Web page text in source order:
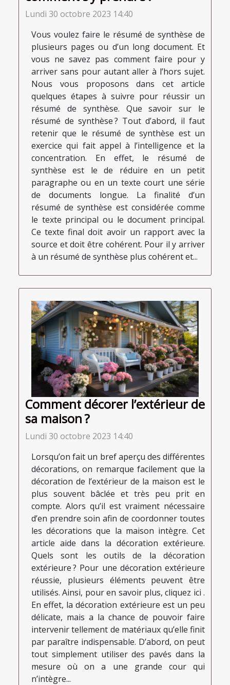
Lundi 30 octobre 2023 14:40
Vous voulez faire le résumé de synthèse de
plusieurs pages ou d’un long document. Et
vous ne savez pas comment faire pour y
arriver sans pour autant aller à l’hors sujet.
Nous vous proposons dans cet article
quelques étapes à suivre pour réussir un
résumé de synthèse. Que savoir sur le
résumé de synthèse ? Tout d’abord, il faut
retenir que le résumé de synthèse est un
exercice qui fait appel à l’intelligence et la
concentration. En effet, le résumé de
synthèse est le de réduire en un petit
paragraphe ou en un texte court une série
de documents longue. La finalité d’un
résumé de synthèse est considérée comme
le texte principal ou le document principal.
Ce texte final doit avoir un rapport avec la
source et doit être cohérent. Pour il y arriver
à un résumé de synthèse plus cohérent et...
Comment décorer l’extérieur de
sa maison ?
Lundi 30 octobre 2023 14:40
Lorsqu’on fait un bref aperçu des différentes
décorations, on remarque facilement que la
décoration de l’extérieur de la maison est le
plus souvent bâclée et très peu prit en
compte. Alors qu’il est vraiment nécessaire
d’en prendre soin afin de coordonner toutes
les décorations que la maison intègre. Cet
article aide dans la décoration extérieure.
Quels sont les outils de la décoration
extérieure ? Pour une décoration extérieure
réussie, plusieurs éléments peuvent être
utilisés. Ainsi, pour en savoir plus, cliquez ici .
En effet, la décoration extérieure est un peu
délicate, mais a la chance de pouvoir faire
intervenir tellement de matériaux qu’elle finit
par paraître indispensable. D’abord, on peut
tout simplement utiliser des pavés dans la
mesure où on a une grande cour qui
n’intègre...